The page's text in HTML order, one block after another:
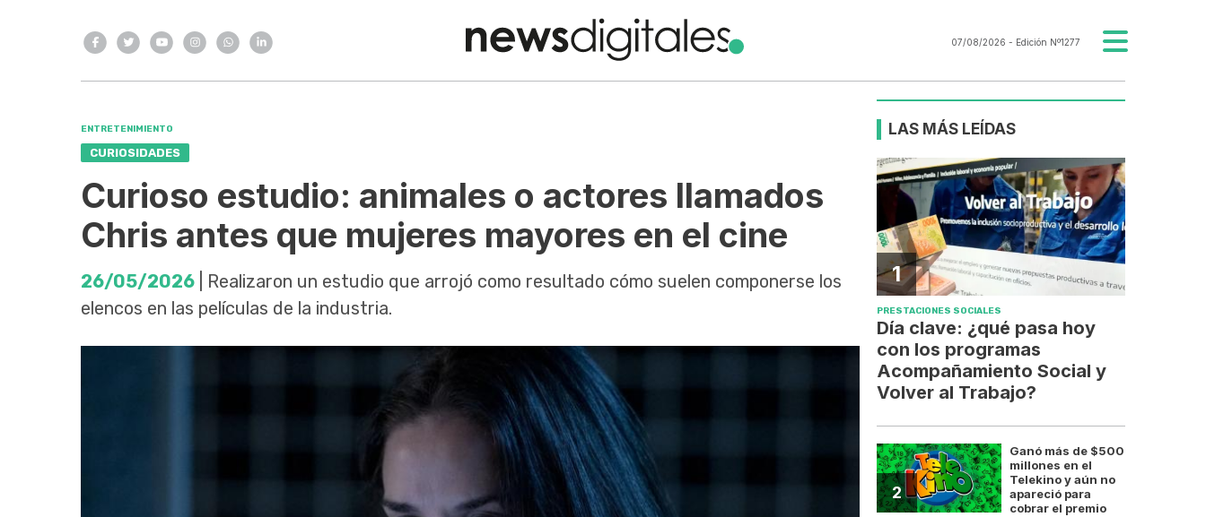
07/08/2026 - Edición Nº1277
ENTRETENIMIENTO
CURIOSIDADES
Curioso estudio: animales o actores llamados
Chris antes que mujeres mayores en el cine
26/05/2026 | Realizaron un estudio que arrojó como resultado cómo suelen componerse los
elencos en las películas de la industria.
LAS MÁS LEÍDAS
1
PRESTACIONES SOCIALES
Día clave: ¿qué pasa hoy
con los programas
Acompañamiento Social y
Volver al Trabajo?
2
Ganó más de $500
millones en el
Telekino y aún no
apareció para
cobrar el premio